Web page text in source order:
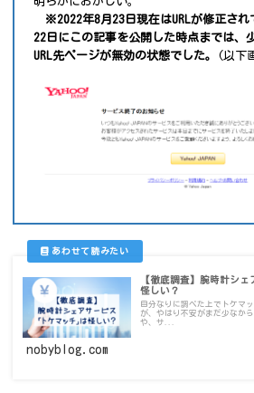
※2022年8月23日現在はURLが修正され
22日にこの記事を公開した時点までは、
URL先ページが無効の状態でした。
(以下
【徹底調査】腕時計シ
怪しい？
自分なりに調べた上でトケマ
が、やはり不安がまだ少なか
や、サ...
nobyblog.com